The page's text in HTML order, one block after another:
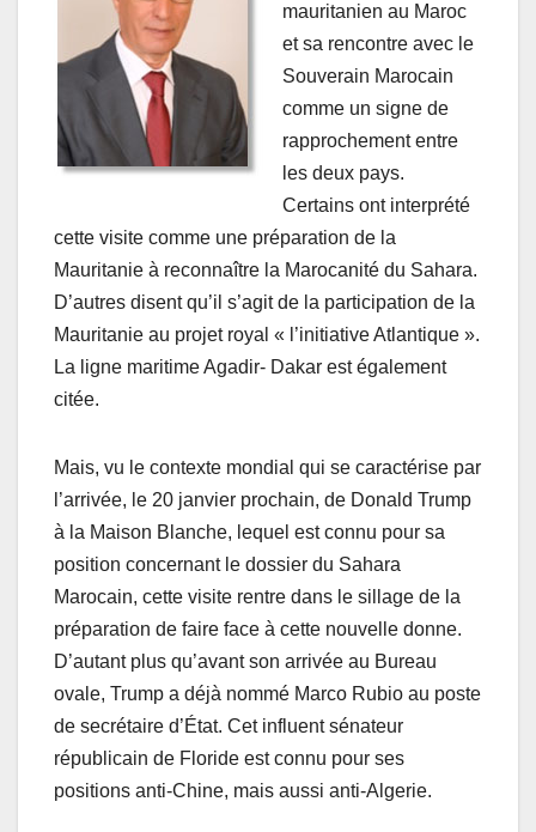
mauritanien au Maroc
et sa rencontre avec le
Souverain Marocain
comme un signe de
rapprochement entre
les deux pays.
Certains ont interprété
cette visite comme une préparation de la
Mauritanie à reconnaître la Marocanité du Sahara.
D’autres disent qu’il s’agit de la participation de la
Mauritanie au projet royal « l’initiative Atlantique ».
La ligne maritime Agadir- Dakar est également
citée.
Mais, vu le contexte mondial qui se caractérise par
l’arrivée, le 20 janvier prochain, de Donald Trump
à la Maison Blanche, lequel est connu pour sa
position concernant le dossier du Sahara
Marocain, cette visite rentre dans le sillage de la
préparation de faire face à cette nouvelle donne.
D’autant plus qu’avant son arrivée au Bureau
ovale, Trump a déjà nommé Marco Rubio au poste
de secrétaire d’État. Cet influent sénateur
républicain de Floride est connu pour ses
positions anti-Chine, mais aussi anti-Algerie.